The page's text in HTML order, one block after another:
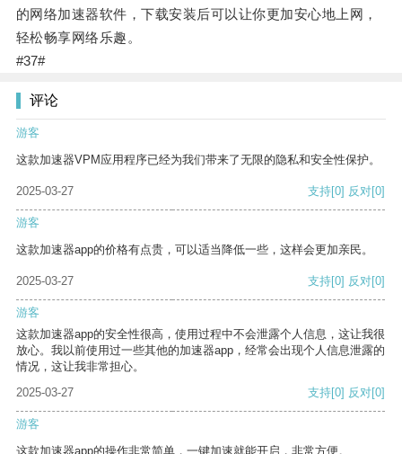
的网络加速器软件，下载安装后可以让你更加安心地上网，
轻松畅享网络乐趣。
#37#
评论
游客
这款加速器VPM应用程序已经为我们带来了无限的隐私和安全性保护。
2025-03-27 支持[0] 反对[0]
游客
这款加速器app的价格有点贵，可以适当降低一些，这样会更加亲民。
2025-03-27 支持[0] 反对[0]
游客
这款加速器app的安全性很高，使用过程中不会泄露个人信息，这让我很
放心。我以前使用过一些其他的加速器app，经常会出现个人信息泄露的
情况，这让我非常担心。
2025-03-27
支持[0] 反对[0]
游客
这款加速器app的操作非常简单，一键加速就能开启，非常方便。